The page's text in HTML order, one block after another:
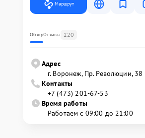
Маршрут
ОбзорОтзывы 220
Адрес
г. Воронеж, Пр. Революции, 38
Контакты
+7 (473) 201-67-53
Время работы
Работаем с 09:00 до 21:00